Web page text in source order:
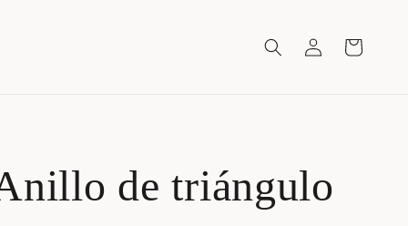
Iniciar
sesión
Carrito
de triángulo